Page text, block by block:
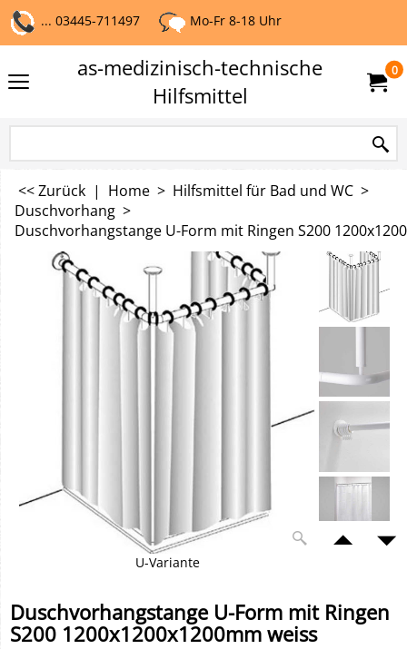
... 03445-711497 Mo-Fr 8-18 Uhr
as-medizinisch-technische
Hilfsmittel
0
<< Zurück | Home > Hilfsmittel für Bad und WC >
Duschvorhang >
Duschvorhangstange U-Form mit Ringen S200
U-Variante
Duschvorhangstange U-Form mit Ringen
S200 1200x1200x1200mm weiss